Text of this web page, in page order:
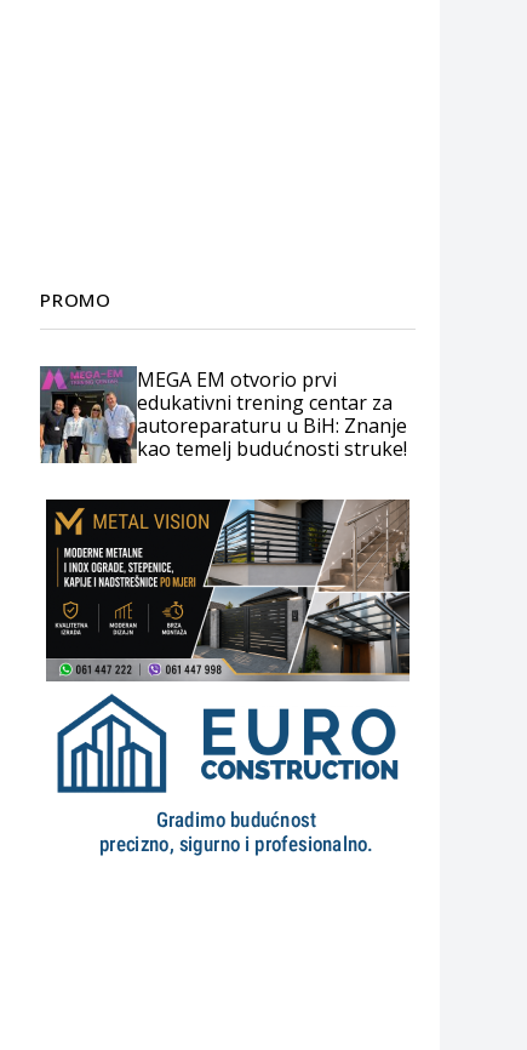
PROMO
MEGA EM otvorio prvi
edukativni trening centar za
autoreparaturu u BiH: Znanje
kao temelj budućnosti struke!